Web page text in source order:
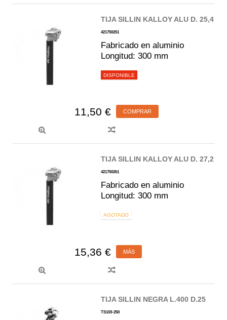
TIJA SILLIN KALLOY ALU D. 25,4
421750251
Fabricado en aluminio
Longitud: 300 mm
DISPONIBLE
11,50 € COMPRAR
TIJA SILLIN KALLOY ALU D. 27,2
421750261
Fabricado en aluminio
Longitud: 300 mm
AGOTADO
15,36 € MÁS
TIJA SILLIN NEGRA L.400 D.25
TS103-250